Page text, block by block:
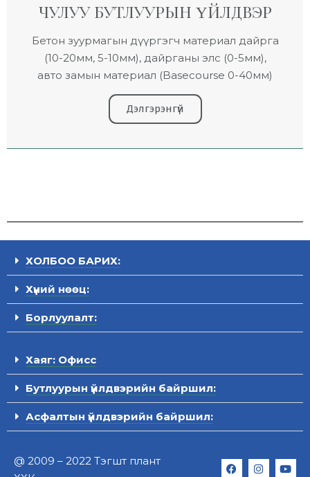
ЧУЛУУ БУТЛУУРЫН ҮЙЛДВЭР
Бетон зуурмагын дүүргэгч материал дайрга
(10-20мм, 5-10мм), дайрганы элс (0-5мм),
авто замын материал (Basecourse 0-40мм)
Дэлгэрэнгүй
ХОЛБОО БАРИХ:
Хүний нөөц:
Борлуулалт:
Хаяг: Офисс
Бутлуурын үйлдвэрийн байршил:
Асфалтын үйлдвэрийн байршил:
@ 2009 – 2022 Тэгшт плант